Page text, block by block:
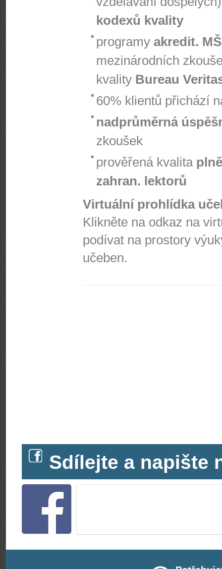
kodexů kvality
programy akredit.
mezinárodních
kvality Bureau
60% klientů přichází
nadprůměrná
zkoušek
prověřená kvalita
zahran. lektorů
Virtuální prohlídka
Klikněte na odkaz na
podívat na prostory
učeben.
Sdílejte a napište